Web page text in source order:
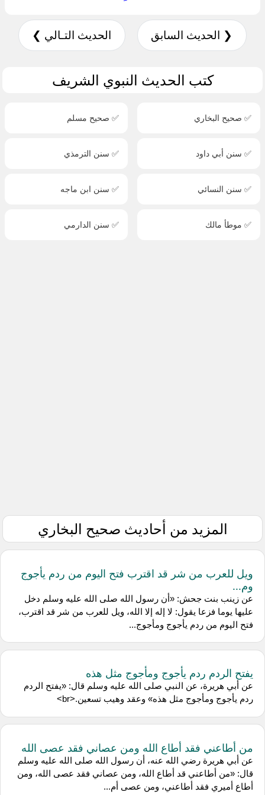
❮ الحديث السابق الحديث التـالي ❯
كتب الحديث النبوي الشريف
✅ صحيح البخاري ✅ صحيح مسلم
✅ سنن أبي داود ✅ سنن الترمذي
✅ سنن النسائي ✅ سنن ابن ماجه
✅ موطأ مالك ✅ سنن الدارمي
المزيد من أحاديث صحيح البخاري
ويل للعرب من شر قد اقترب فتح اليوم من ردم يأجوج
وم...
عن ‌زينب بنت جحش: «أن رسول الله صلى الله عليه وسلم دخل
عليها يوما فزعا يقول: لا إله إلا الله، ويل للعرب من شر قد اقترب،
فتح اليوم من ردم يأجوج ومأجوج...
يفتح الردم ردم يأجوج ومأجوج مثل هذه
عن ‌أبي هريرة، عن النبي صلى الله عليه وسلم قال: «يفتح الردم
ردم يأجوج ومأجوج مثل هذه» وعقد وهيب تسعين.<br>
من أطاعني فقد أطاع الله ومن عصاني فقد عصى الله
عن أبي هريرة رضي الله عنه، أن رسول الله صلى الله عليه وسلم
قال: «من أطاعني قد أطاع الله، ومن عصاني فقد عصى الله، ومن
أطاع أميري فقد أطاعني، ومن عصى أم...